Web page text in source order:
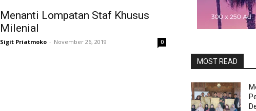
Menanti Lompatan Staf Khusus
Milenial
Sigit Priatmoko - November 26, 2019 0
MOST READ